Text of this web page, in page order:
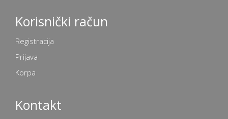
Korisnički račun
Registracija
Prijava
Korpa
Kontakt